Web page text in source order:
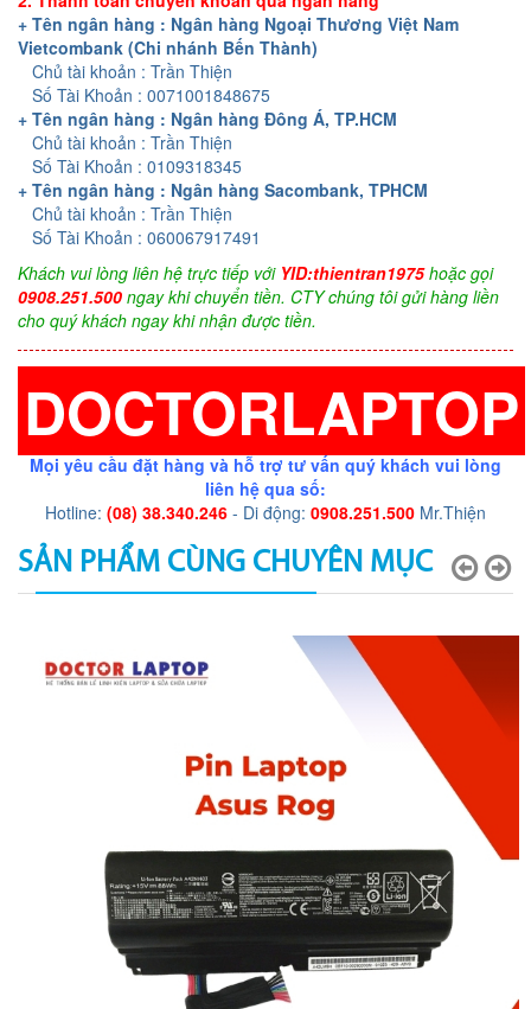
+ Tên ngân hàng : Ngân hàng Ngoại Thương Việt Nam
Vietcombank (Chi nhánh Bến Thành)
Chủ tài khoản : Trần Thiện
Số Tài Khoản : 0071001848675
+ Tên ngân hàng : Ngân hàng Đông Á, TP.HCM
Chủ tài khoản : Trần Thiện
Số Tài Khoản : 0109318345
+ Tên ngân hàng : Ngân hàng Sacombank, TPHCM
Chủ tài khoản : Trần Thiện
Số Tài Khoản : 060067917491
Khách vui lòng liên hệ trực tiếp với YID:thientran1975hoặc gọi
0908.251.500 ngay khi chuyển tiền. CTY chúng tôi gửi hàng liền
cho quý khách ngay khi nhận được tiền.
DOCTORLAPTOP
Mọi yêu cầu đặt hàng và hỗ trợ tư vấn quý khách vui lòng
liên hệ qua số:
Hotline: (08) 38.340.246 - Di động: 0908.251.500 Mr.Thiện
SẢN PHẨM CÙNG CHUYÊN MỤC